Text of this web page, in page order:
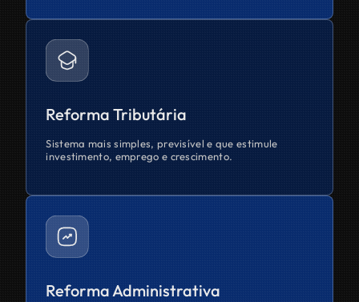
Reforma Tributária
Sistema mais simples, previsível e que estimule
investimento, emprego e crescimento.
Reforma Administrativa